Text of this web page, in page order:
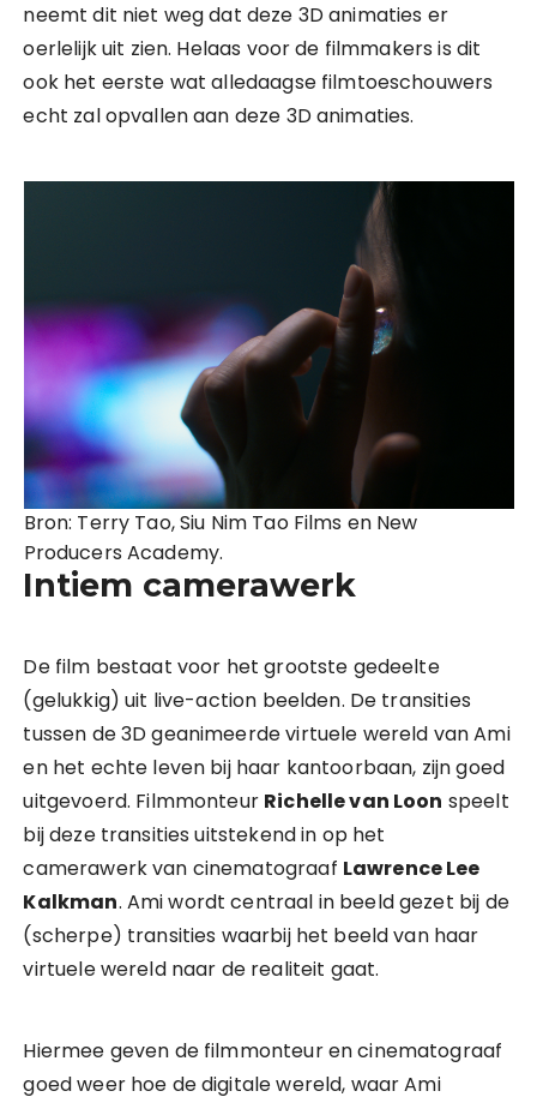
neemt dit niet weg dat deze 3D animaties er
oerlelijk uit zien. Helaas voor de filmmakers is dit
ook het eerste wat alledaagse filmtoeschouwers
echt zal opvallen aan deze 3D animaties.
Bron: Terry Tao, Siu Nim Tao Films en New
Producers Academy.
Intiem camerawerk
De film bestaat voor het grootste gedeelte
(gelukkig) uit live-action beelden. De transities
tussen de 3D geanimeerde virtuele wereld van Ami
en het echte leven bij haar kantoorbaan, zijn goed
uitgevoerd. Filmmonteur Richelle van Loon speelt
bij deze transities uitstekend in op het
camerawerk van cinematograaf Lawrence Lee
Kalkman. Ami wordt centraal in beeld gezet bij de
(scherpe) transities waarbij het beeld van haar
virtuele wereld naar de realiteit gaat.
Hiermee geven de filmmonteur en cinematograaf
goed weer hoe de digitale wereld, waar Ami